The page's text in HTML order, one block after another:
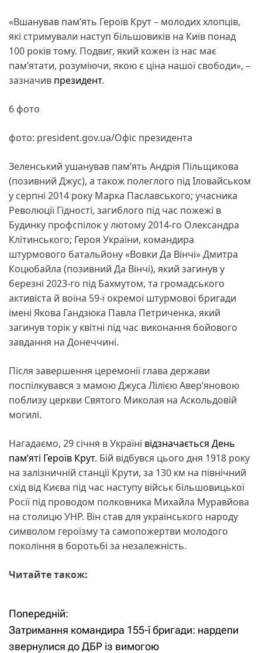
«Вшанував пам’ять Героїв Крут – молодих хлопців,
які стримували наступ більшовиків на Київ понад
100 років тому. Подвиг, який кожен із нас має
пам’ятати, розуміючи, якою є ціна нашої свободи», –
зазначив президент.
6 фото
фото: president.gov.ua/Офіс президента
Зеленський ушанував пам’ять Андрія Пільщикова
(позивний Джус), а також полеглого під Іловайськом
у серпні 2014 року Марка Паславського; учасника
Революції Гідності, загиблого під час пожежі в
Будинку профспілок у лютому 2014-го Олександра
Клітинського; Героя України, командира
штурмового батальйону «Вовки Да Вінчі» Дмитра
Коцюбайла (позивний Да Вінчі), який загинув у
березні 2023-го під Бахмутом, та громадського
активіста й воїна 59-ї окремої штурмової бригади
імені Якова Гандзюка Павла Петриченка, який
загинув торік у квітні під час виконання бойового
завдання на Донеччині.
Після завершення церемонії глава держави
поспілкувався з мамою Джуса Лілією Авер’яновою
поблизу церкви Святого Миколая на Аскольдовій
могилі.
Нагадаємо, 29 січня в Україні відзначається День
пам’яті Героїв Крут. Бій відбувся цього дня 1918 року
на залізничній станції Крути, за 130 км на північний
схід від Києва під час наступу військ більшовицької
Росії під проводом полковника Михайла Муравйова
на столицю УНР. Він став для українського народу
символом героїзму та самопожертви молодого
покоління в боротьбі за незалежність.
Читайте також:
Н
а
Попередній:
Затримання командира 155-ї бригади: нардепи
звернулися до ДБР із вимогою